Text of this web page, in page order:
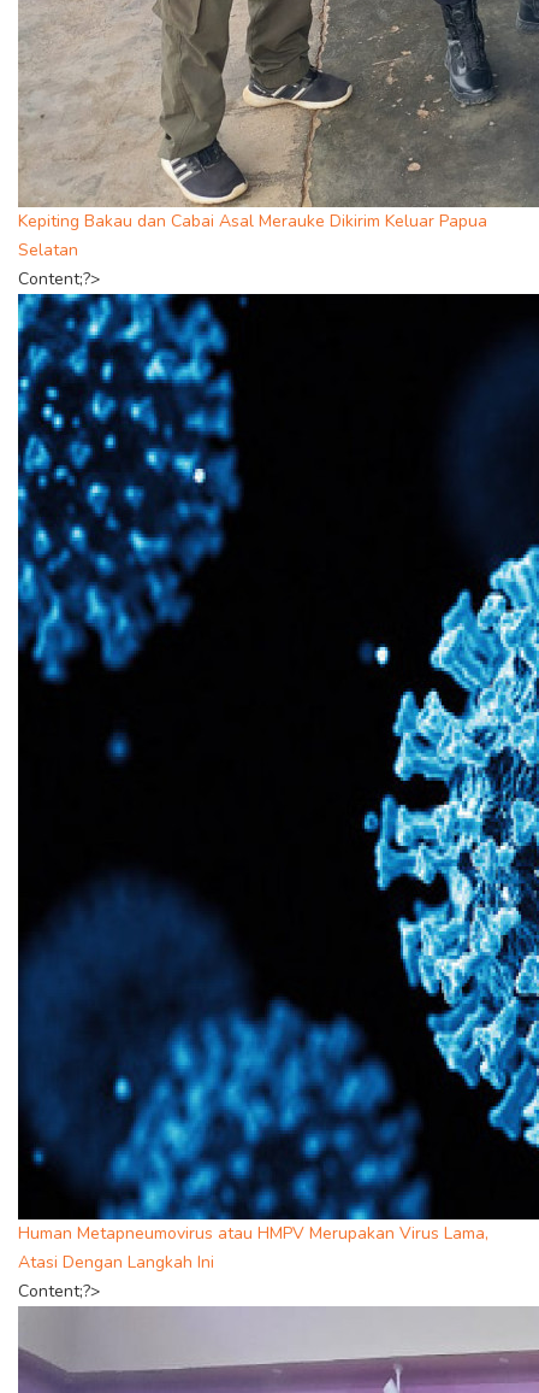
Kepiting Bakau dan Cabai Asal Merauke Dikirim Keluar Papua
Selatan
Content;?>
Human Metapneumovirus atau HMPV Merupakan Virus Lama,
Atasi Dengan Langkah Ini
Content;?>